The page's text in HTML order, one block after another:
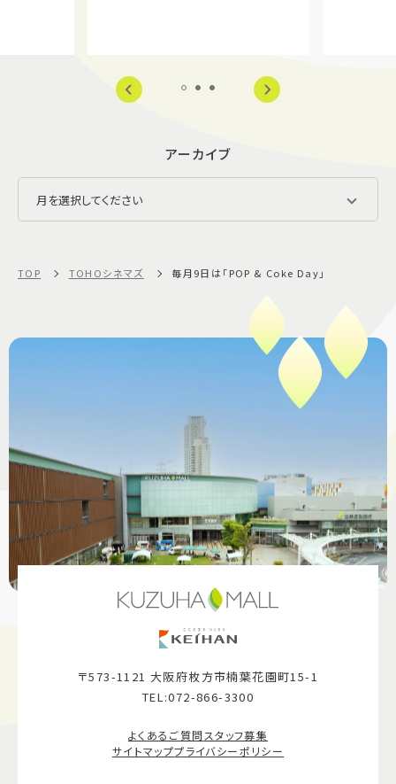
アーカイブ
TOP TOHOシネマズ 毎月9日は「POP & Coke Day」
〒573-1121 大阪府枚方市楠葉花園町15-1
TEL:072-866-3300
よくあるご質問スタッフ募集
サイトマッププライバシーポリシー